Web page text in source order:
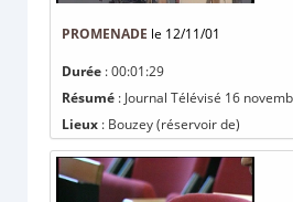
PROMENADE le 12/11/01
Durée : 00:01:29
Résumé : Journal Télévisé 16
Lieux : Bouzey (réservoir de)